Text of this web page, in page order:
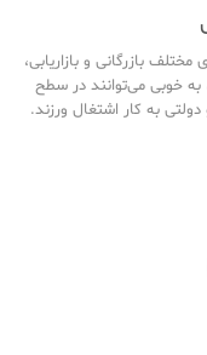
بازرگانی و بازاریابی،
به خوبی می‌توانند در سطح
به کار اشتغال ورزند.